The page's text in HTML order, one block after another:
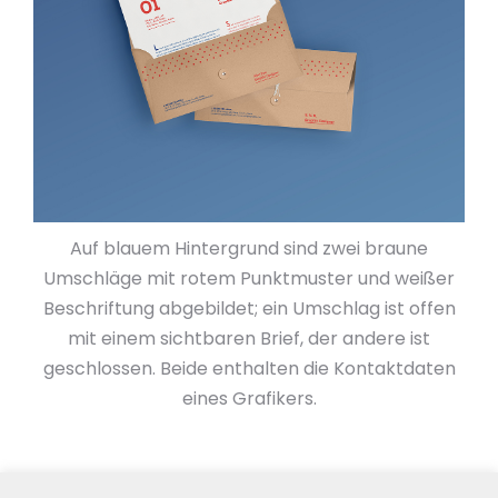
Auf blauem Hintergrund sind zwei braune
Umschläge mit rotem Punktmuster und weißer
Beschriftung abgebildet; ein Umschlag ist offen
mit einem sichtbaren Brief, der andere ist
geschlossen. Beide enthalten die Kontaktdaten
eines Grafikers.